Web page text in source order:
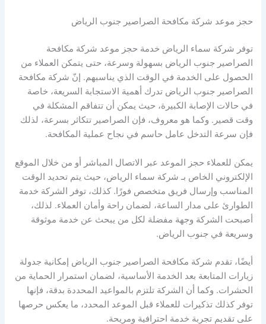
حجز موعد شركة مكافحة الصراصير جنوب الرياض
توفر شركة سماء الرياض خدمة حجز موعد شركة مكافحة
الصراصير جنوب الرياض بسهولة وسرعة، حتى يتمكن العملاء من
الحصول على الخدمة في الوقت الذي يناسبهم. إنّ شركة مكافحة
الصراصير جنوب الرياض تدرك أهمية الاستجابة السريعة، خاصة
في حالات الإصابة الكبيرة، حيث يمكن أن تتفاقم المشكلة في
وقت قصير. وكما هو معروف، فإن الصراصير تتكاثر بسرعة، لذلك
فإن سرعة التدخل عامل حاسم في نجاح عملية المكافحة.
يمكن للعملاء حجز الموعد عبر الاتصال المباشر أو من خلال الموقع
الإلكتروني الخاص بـ شركة سماء الرياض، حيث يتم تحديد الوقت
المناسب وإرسال فريق متخصص فورًا. كذلك، توفر الشركة خدمة
الطوارئ على مدار الساعة، لضمان راحة وأمان العملاء. لذلك،
أصبحت الشركة وجهة مفضلة لكل من يبحث عن خدمة موثوقة
وسريعة في جنوب الرياض.
أيضًا، تقدم شركة مكافحة الصراصير جنوب الرياض إمكانية جدولة
زيارات المتابعة بعد الخدمة الأساسية، لضمان استمرار الحماية من
الحشرات. وكما أن الشركة تلتزم بالمواعيد المحددة بدقة، فإنها
توفر كذلك تذكيرات للعملاء قبل الموعد المحدد، ما يعكس حرصها
على تقديم تجربة خدمة احترافية ومريحة.